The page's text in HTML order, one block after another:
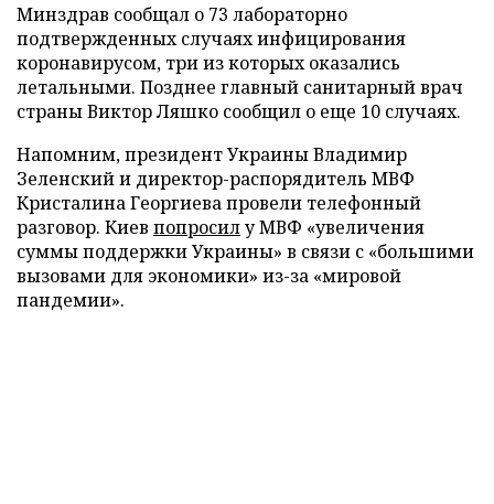
Минздрав сообщал о 73 лабораторно
подтвержденных случаях инфицирования
коронавирусом, три из которых оказались
летальными. Позднее главный санитарный врач
страны Виктор Ляшко сообщил о еще 10 случаях.
Напомним, президент Украины Владимир
Зеленский и директор-распорядитель МВФ
Кристалина Георгиева провели телефонный
разговор. Киев попросилу МВФ «увеличения
суммы поддержки Украины» в связи с «большими
вызовами для экономики» из-за «мировой
пандемии».